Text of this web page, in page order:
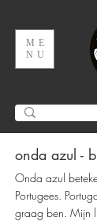
ME
NU
onda azul -
Onda azul
Portugees.
graag ben. Mijn